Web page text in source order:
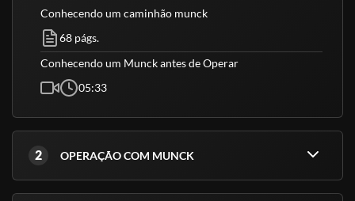
Fazer o curso completo é pré requisito para receber o certificado
isso inclui teoria e prática mesmo sendo reciclagem
Conhecendo um caminhão munck
68 págs.
Conhecendo um Munck antes de Operar
05:33
2 OPERAÇÃO COM MUNCK